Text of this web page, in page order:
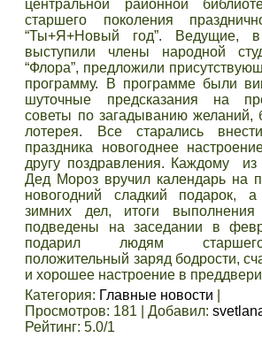
центральной районной
старшего поколения
“Ты+Я+Новый год”. Ведущие,
выступили члены народной
“Флора”, предложили
программу. В программе были
шуточные предсказания на
советы по загадыванию желаний,
лотерея. Все старались
праздника новогоднее
другу поздравления. Каждому из
Дед Мороз вручил календарь на
новогодний сладкий подарок, а
зимних дел, итоги выполнения
подведены на заседании в
подарил людям
положительный заряд бодрости,
и хорошее настроение в
Категория: Главные новости
Просмотров: 181 |Добавил:
Рейтинг: 5.0/1